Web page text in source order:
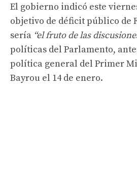
El gobierno indicó este
objetivo de déficit público de
sería “el fruto de las
políticas del Parlamento,
política general del Primer
Bayrou el 14 de enero.